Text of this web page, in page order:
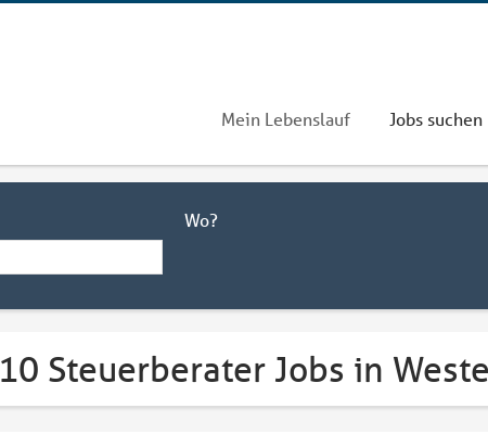
Mein Lebenslauf Jobs suchen
Wo?
10 Steuerberater Jobs in